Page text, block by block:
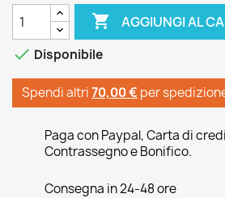
 AGGIUNGI AL
 Disponibile
Spendi altri70,00 € per
Paga con Paypal, Carta di
Contrassegno e Bonifico.
Consegna in 24-48 ore